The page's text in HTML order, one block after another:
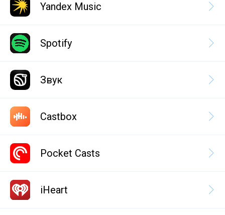
Yandex Music
Spotify
Звук
Castbox
Pocket Casts
iHeart